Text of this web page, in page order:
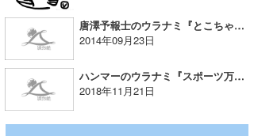
唐澤予報士のウラナミ『とこちゃんはここ！』
2014年09月23日
ハンマーのウラナミ『スポーツ万歳！』
2018年11月21日